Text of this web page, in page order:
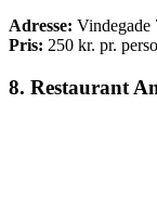
Adresse: Vindegade
Pris: 250 kr. pr.
8. Restaurant